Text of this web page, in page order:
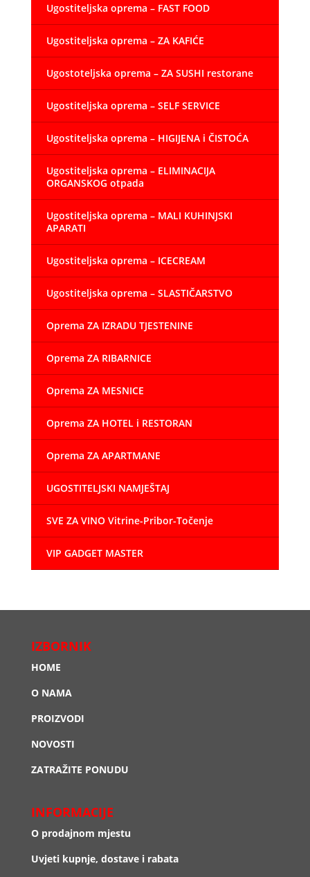
Ugostiteljska oprema – FAST FOOD
Ugostiteljska oprema – ZA KAFIĆE
Ugostoteljska oprema – ZA SUSHI restorane
Ugostiteljska oprema – SELF SERVICE
Ugostiteljska oprema – HIGIJENA i ČISTOĆA
Ugostiteljska oprema – ELIMINACIJA
ORGANSKOG otpada
Ugostiteljska oprema – MALI KUHINJSKI
APARATI
Ugostiteljska oprema – ICECREAM
Ugostiteljska oprema – SLASTIČARSTVO
Oprema ZA IZRADU TJESTENINE
Oprema ZA RIBARNICE
Oprema ZA MESNICE
Oprema ZA HOTEL i RESTORAN
Oprema ZA APARTMANE
UGOSTITELJSKI NAMJEŠTAJ
SVE ZA VINO Vitrine-Pribor-Točenje
VIP GADGET MASTER
IZBORNIK
HOME
O NAMA
PROIZVODI
NOVOSTI
ZATRAŽITE PONUDU
INFORMACIJE
O prodajnom mjestu
Uvjeti kupnje, dostave i rabata